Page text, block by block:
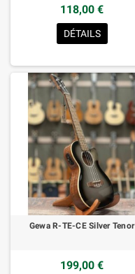
118,00 €
DÉTAILS
Gewa R-TE-CE Silver Tenor
199,00 €